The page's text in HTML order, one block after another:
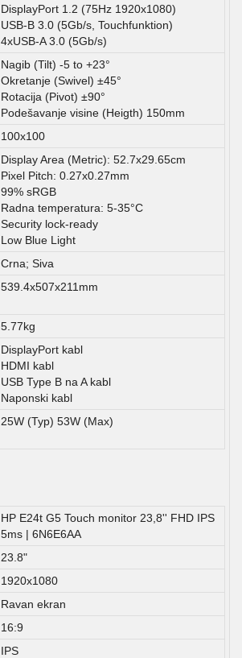
DisplayPort 1.2 (75Hz 1920x1080)
USB-B 3.0 (5Gb/s, Touchfunktion)
4xUSB-A 3.0 (5Gb/s)
Nagib (Tilt) -5 to +23°
Okretanje (Swivel) ±45°
Rotacija (Pivot) ±90°
Podešavanje visine (Heigth) 150mm
100x100
Display Area (Metric): 52.7x29.65cm
Pixel Pitch: 0.27x0.27mm
99% sRGB
Radna temperatura: 5-35°C
Security lock-ready
Low Blue Light
Crna; Siva
539.4x507x211mm
5.77kg
DisplayPort kabl
HDMI kabl
USB Type B na A kabl
Naponski kabl
25W (Typ) 53W (Max)
HP E24t G5 Touch monitor 23,8'' FHD IPS
5ms | 6N6E6AA
23.8"
1920x1080
Ravan ekran
16:9
IPS